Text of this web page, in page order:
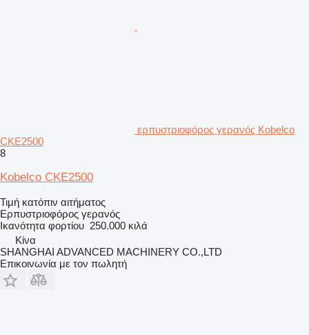
ερπυστριοφόρος γερανός Kobelco
CKE2500
8
Kobelco CKE2500
Τιμή κατόπιν αιτήματος
Ερπυστριοφόρος γερανός
Ικανότητα φορτίου 250.000 κιλά
Κίνα
SHANGHAI ADVANCED MACHINERY CO.,LTD
Επικοινωνία με τον πωλητή